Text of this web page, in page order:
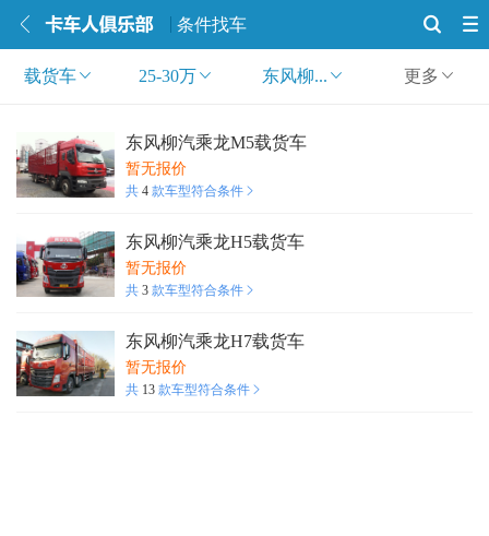
条件找车
载货车 25-30万 东风柳... 更多
东风柳汽乘龙M5载货车
暂无报价
共 4 款车型符合条件
东风柳汽乘龙H5载货车
暂无报价
共 3 款车型符合条件
东风柳汽乘龙H7载货车
暂无报价
共 13 款车型符合条件